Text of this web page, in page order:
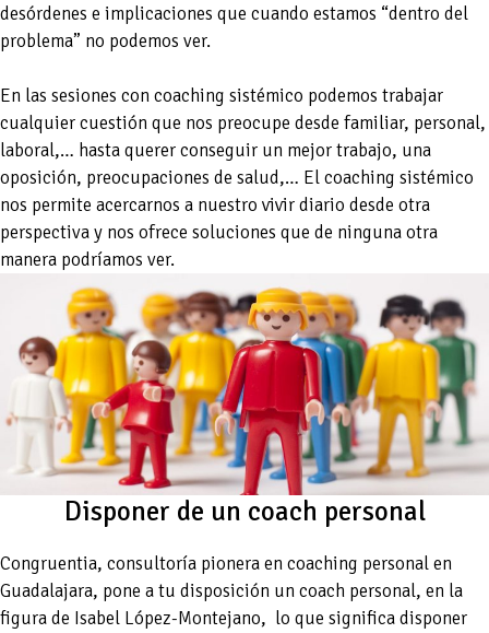
desórdenes e implicaciones que cuando estamos “dentro del
problema” no podemos ver.
En las sesiones con coaching sistémico podemos trabajar
cualquier cuestión que nos preocupe desde familiar, personal,
laboral,… hasta querer conseguir un mejor trabajo, una
oposición, preocupaciones de salud,… El coaching sistémico
nos permite acercarnos a nuestro vivir diario desde otra
perspectiva y nos ofrece soluciones que de ninguna otra
manera podríamos ver.
Disponer de un coach personal
Congruentia, consultoría pionera en coaching personal en
Guadalajara, pone a tu disposición un coach personal, en la
figura de Isabel López-Montejano, lo que significa disponer